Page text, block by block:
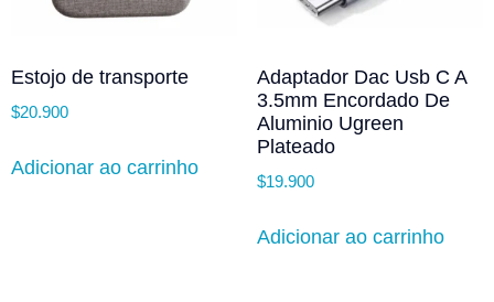
Estojo de transporte
$20.900
Adicionar ao carrinho
Adaptador Dac Usb C A
3.5mm Encordado De
Aluminio Ugreen
Plateado
$19.900
Adicionar ao carrinho